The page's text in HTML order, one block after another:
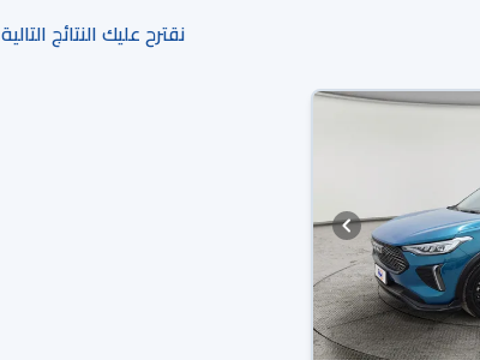
نقترح عليك النتائج التالية